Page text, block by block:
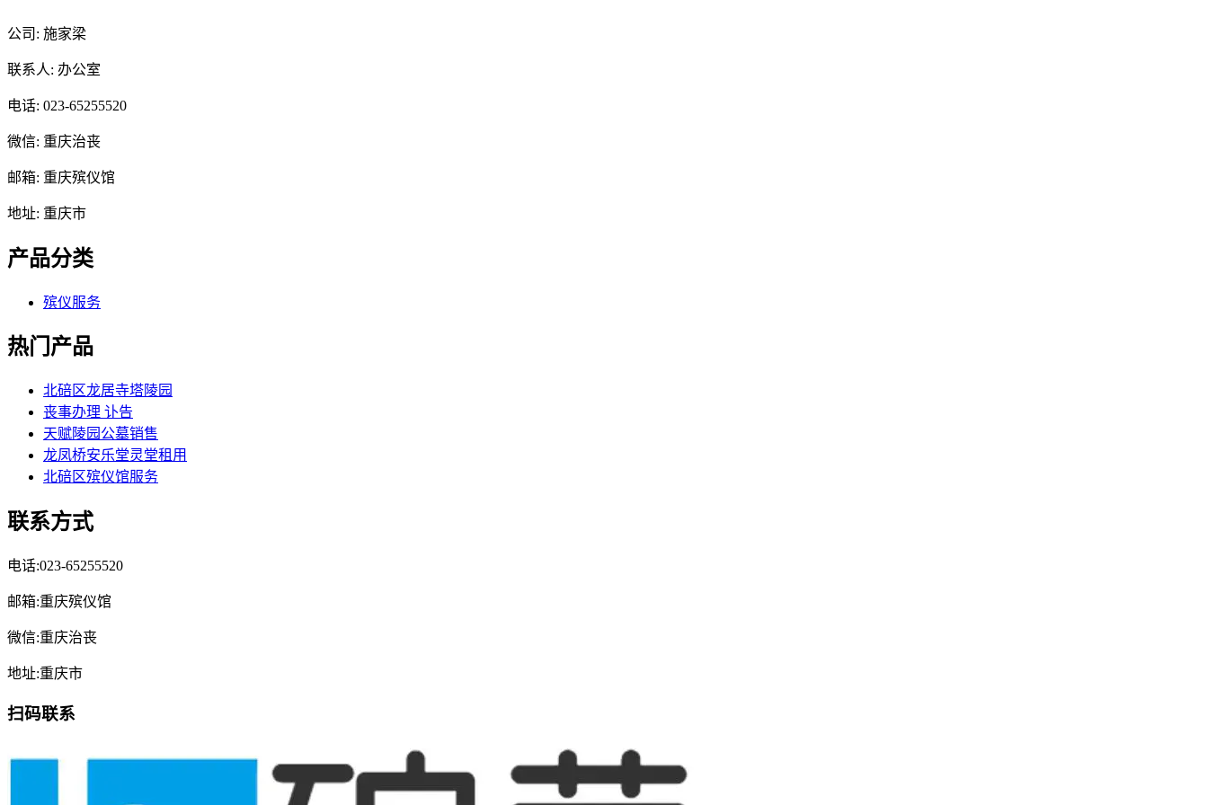
公司: 施家梁
联系人: 办公室
电话: 023-65255520
微信: 重庆治丧
邮箱: 重庆殡仪馆
地址: 重庆市
产品分类
殡仪服务
热门产品
北碚区龙居寺塔陵园
丧事办理 讣告
天赋陵园公墓销售
龙凤桥安乐堂灵堂租用
北碚区殡仪馆服务
联系方式
电话:023-65255520
邮箱:重庆殡仪馆
微信:重庆治丧
地址:重庆市
扫码联系